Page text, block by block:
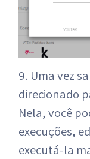
9. Uma vez
direcionado
Nela, você
execuções,
executá-la